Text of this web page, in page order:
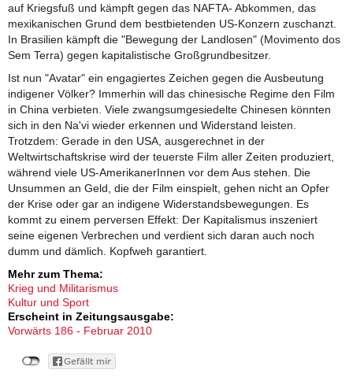
auf Kriegsfuß und kämpft gegen das NAFTA- Abkommen, das
mexikanischen Grund dem bestbietenden US-Konzern zuschanzt.
In Brasilien kämpft die "Bewegung der Landlosen" (Movimento dos
Sem Terra) gegen kapitalistische Großgrundbesitzer.
Ist nun "Avatar" ein engagiertes Zeichen gegen die Ausbeutung
indigener Völker? Immerhin will das chinesische Regime den Film
in China verbieten. Viele zwangsumgesiedelte Chinesen könnten
sich in den Na'vi wieder erkennen und Widerstand leisten.
Trotzdem: Gerade in den USA, ausgerechnet in der
Weltwirtschaftskrise wird der teuerste Film aller Zeiten produziert,
während viele US-AmerikanerInnen vor dem Aus stehen. Die
Unsummen an Geld, die der Film einspielt, gehen nicht an Opfer
der Krise oder gar an indigene Widerstandsbewegungen. Es
kommt zu einem perversen Effekt: Der Kapitalismus inszeniert
seine eigenen Verbrechen und verdient sich daran auch noch
dumm und dämlich. Kopfweh garantiert.
Mehr zum Thema:
Krieg und Militarismus
Kultur und Sport
Erscheint in Zeitungsausgabe:
Vorwärts 186 - Februar 2010